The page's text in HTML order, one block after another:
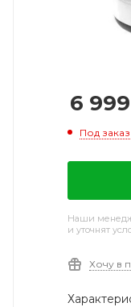
6 999
Под заказ
Наши
и уточнят
Хочу в